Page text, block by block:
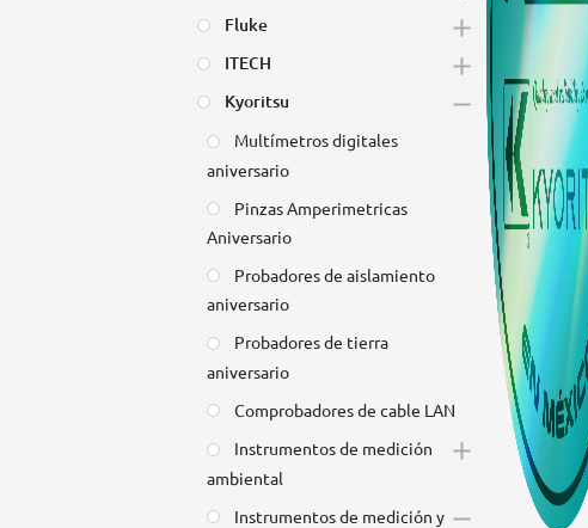
Fluke
ITECH
Kyoritsu
Multímetros digitales
aniversario
Pinzas Amperimetricas
Aniversario
Probadores de aislamiento
aniversario
Probadores de tierra
aniversario
Comprobadores de cable LAN
Instrumentos de medición
ambiental
Instrumentos de medición y